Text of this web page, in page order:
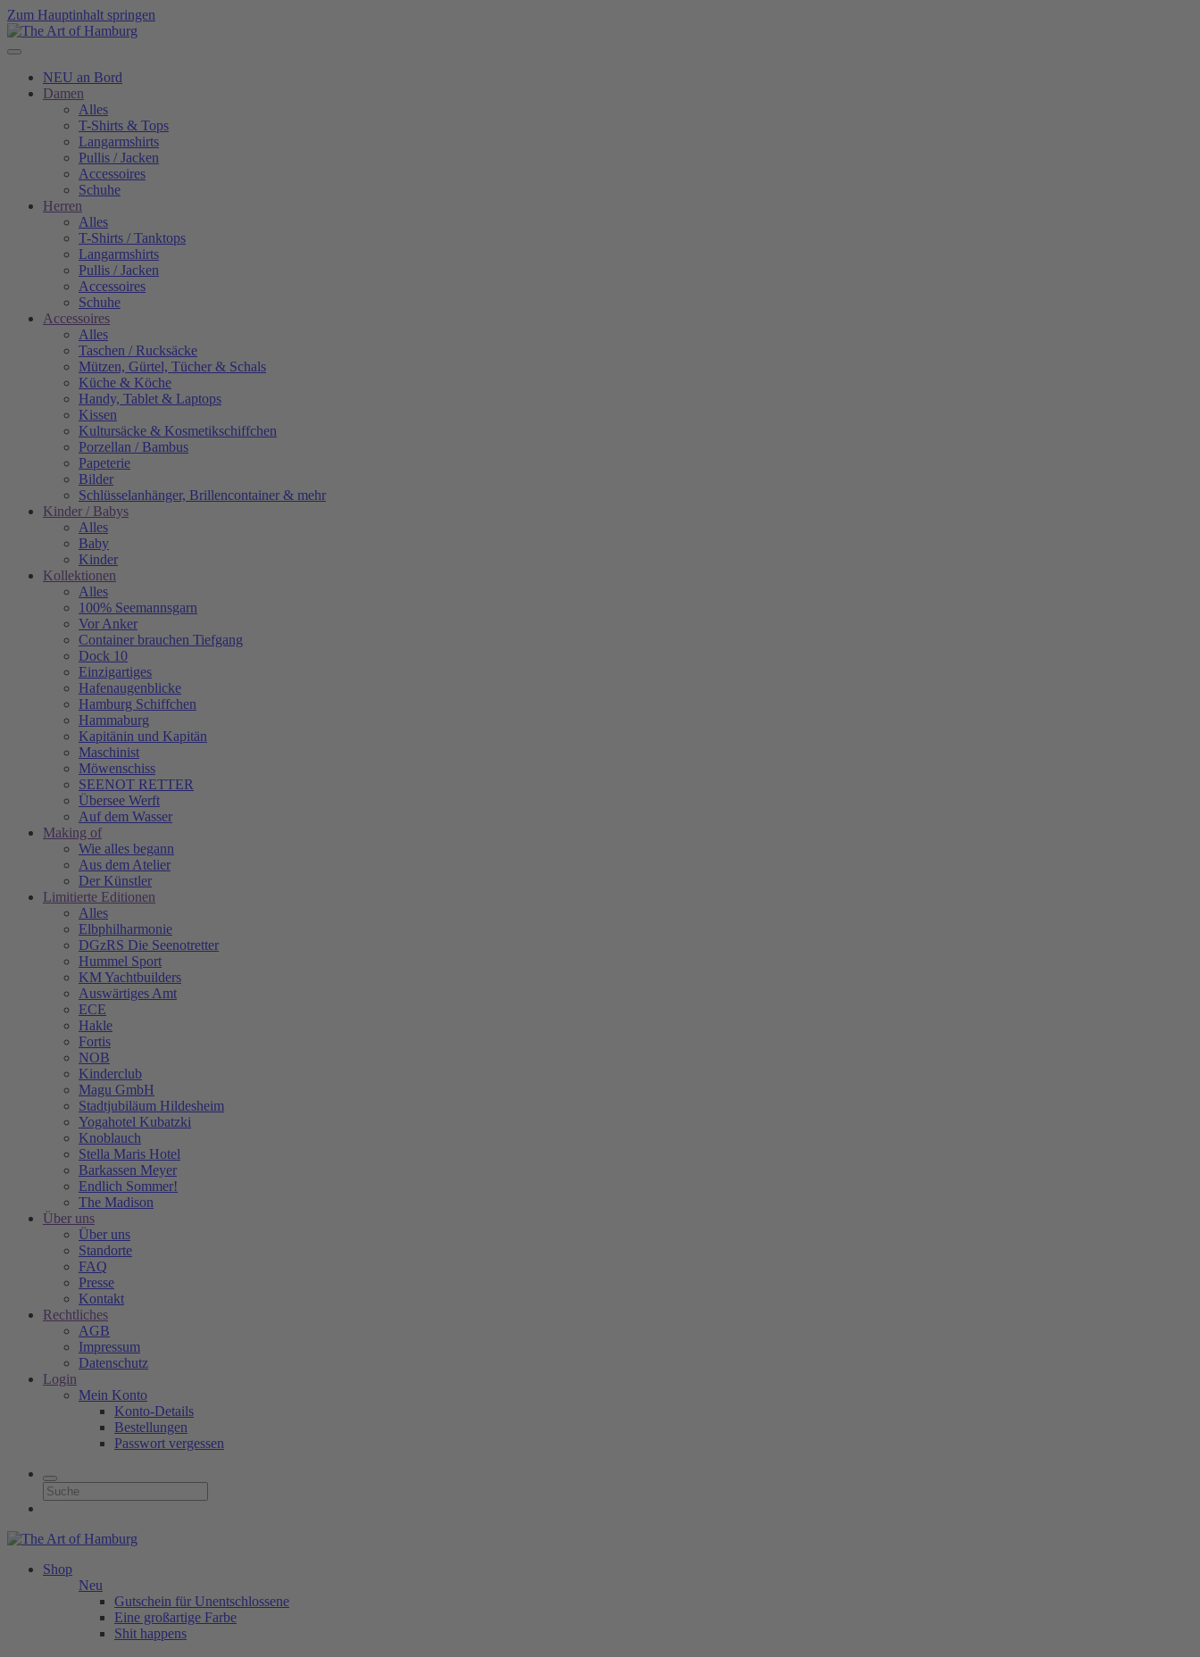
Zum Hauptinhalt springen
NEU an Bord
Damen
Alles
T-Shirts & Tops
Langarmshirts
Pullis / Jacken
Accessoires
Schuhe
Herren
Alles
T-Shirts / Tanktops
Langarmshirts
Pullis / Jacken
Accessoires
Schuhe
Accessoires
Alles
Taschen / Rucksäcke
Mützen, Gürtel, Tücher & Schals
Küche & Köche
Handy, Tablet & Laptops
Kissen
Kultursäcke & Kosmetikschiffchen
Porzellan / Bambus
Papeterie
Bilder
Schlüsselanhänger, Brillencontainer & mehr
Kinder / Babys
Alles
Baby
Kinder
Kollektionen
Alles
100% Seemannsgarn
Vor Anker
Container brauchen Tiefgang
Dock 10
Einzigartiges
Hafenaugen­blicke
Hamburg Schiffchen
Hammaburg
Kapitänin und Kapitän
Maschinist
Möwenschiss
SEENOT RETTER
Übersee Werft
Auf dem Wasser
Making of
Wie alles begann
Aus dem Atelier
Der Künstler
Limitierte Editionen
Alles
Elbphilharmonie
DGzRS Die Seenotretter
Hummel Sport
KM Yachtbuilders
Auswärtiges Amt
ECE
Hakle
Fortis
NOB
Kinderclub
Magu GmbH
Stadtjubiläum Hildesheim
Yogahotel Kubatzki
Knoblauch
Stella Maris Hotel
Barkassen Meyer
Endlich Sommer!
The Madison
Über uns
Über uns
Standorte
FAQ
Presse
Kontakt
Rechtliches
AGB
Impressum
Datenschutz
Login
Mein Konto
Konto-Details
Bestellungen
Passwort vergessen
Shop
Neu
Gutschein für Unentschlossene
Eine großartige Farbe
Shit happens